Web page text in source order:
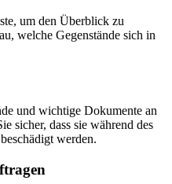
um den Überblick zu
welche Gegenstände sich in
und wichtige Dokumente an
sicher, dass sie während des
werden.